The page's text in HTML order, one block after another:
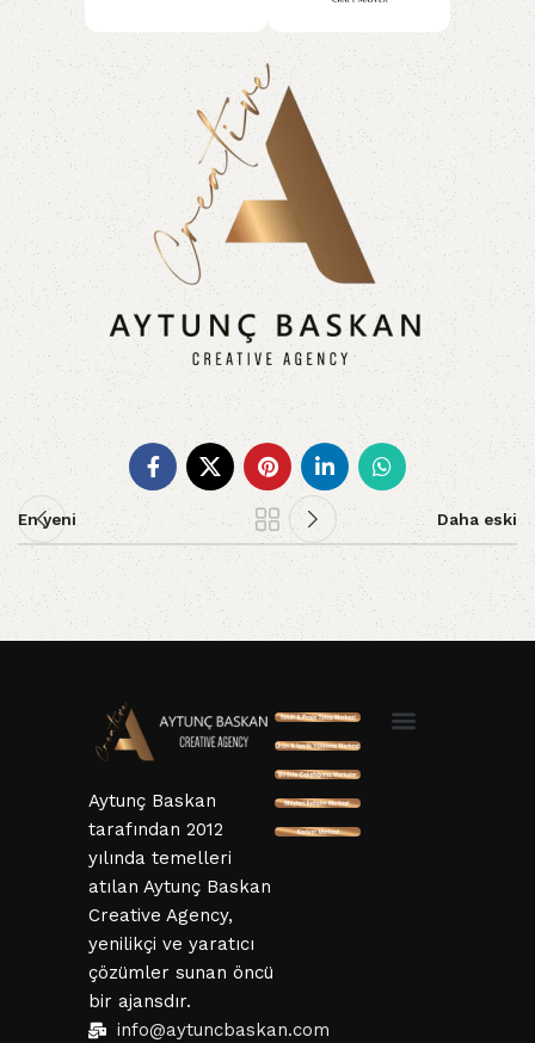
En yeni Daha eski
Aytunç Baskan
tarafından 2012
yılında temelleri
atılan Aytunç Baskan
Creative Agency,
yenilikçi ve yaratıcı
çözümler sunan öncü
bir ajansdır.
info@aytuncbaskan.com